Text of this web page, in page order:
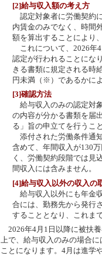
[2]給与収入額の考え方
認定対象者に労働契約
内賃金のみでなく、時間
額を算出することにより
これについて、2026年
認定が行われることにな
きる書類に規定される時
円未満（※）であるかに
[3]確認方法
給与収入のみの認定対
の内容が分かる書類を届
る」旨の申立てを行うこ
添付された労働条件通
含めて、年間収入が130
く、労働契約段階では見
間収入には含みません。
[4]給与収入以外の収入の
給与収入以外にも年金
合には、勤務先から発行
することとなり、これま
2026年4月1日以降に被扶
上で、給与収入のみの場合
ことになります。4月は進学